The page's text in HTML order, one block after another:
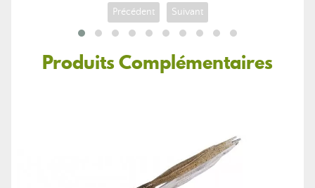
Précédent Suivant
Produits Complémentaires